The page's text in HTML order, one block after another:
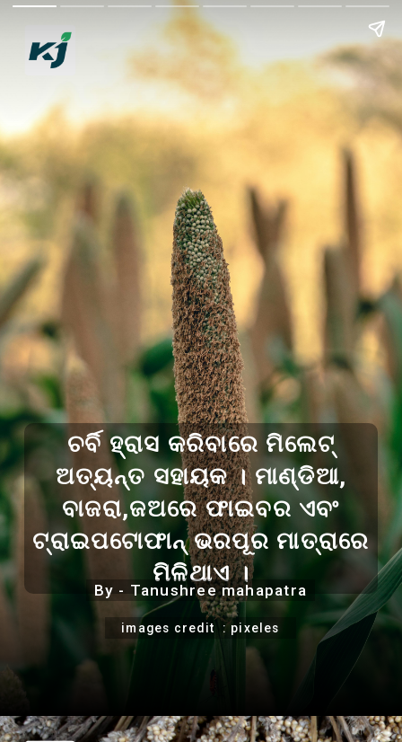
ଚର୍ବି ହ୍ରାସ କରିବାରେ ମିଲେଟ୍
ଅତ୍ୟନ୍ତ ସହାୟକ । ମାଣ୍ଡିଆ,
ବାଜରା,ଜଅରେ ଫାଇବର ଏବଂ
ଟ୍ରାଇପଟୋଫାନ୍ ଭରପୂର ମାତ୍ରାରେ
ମିଳିଥାଏ ।
By - Tanushree mahapatra
images credit : pixeles